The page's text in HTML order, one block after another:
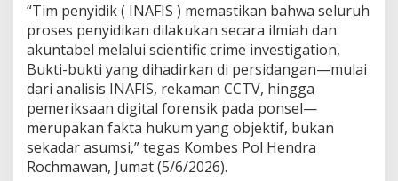
i
r
i
n
d
a
l
a
m
K
a
“Tim penyidik ( INAFIS ) memastikan bahwa seluruh
proses penyidikan dilakukan secara ilmiah dan
akuntabel melalui scientific crime investigation,
Bukti-bukti yang dihadirkan di persidangan—mulai
dari analisis INAFIS, rekaman CCTV, hingga
pemeriksaan digital forensik pada ponsel—
merupakan fakta hukum yang objektif, bukan
sekadar asumsi,” tegas Kombes Pol Hendra
Rochmawan, Jumat (5/6/2026).